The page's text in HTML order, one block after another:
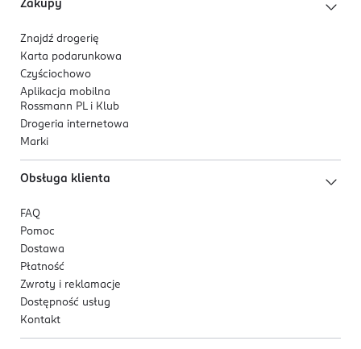
5 902650 612457
Zakupy
Znajdź drogerię
Karta podarunkowa
Czyściochowo
Aplikacja mobilna
Rossmann PL i Klub
Drogeria internetowa
Marki
Obsługa klienta
FAQ
Pomoc
Dostawa
Płatność
Zwroty i reklamacje
Dostępność usług
Kontakt